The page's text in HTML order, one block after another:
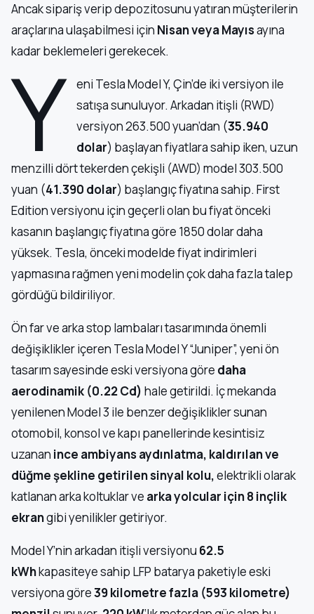
Ancak sipariş verip depozitosunu yatıran müşterilerin
araçlarına ulaşabilmesi için Nisan veya Mayısayına
kadar beklemeleri gerekecek.
Y
eni Tesla Model Y, Çin’de iki versiyon ile
satışa sunuluyor. Arkadan itişli (RWD)
versiyon 263.500 yuan’dan (35.940
dolar) başlayan fiyatlara sahip iken, uzun
menzilli dört tekerden çekişli (AWD) model 303.500
yuan (41.390 dolar) başlangıç fiyatına sahip. First
Edition versiyonu için geçerli olan bu fiyat önceki
kasanın başlangıç fiyatına göre 1850 dolar daha
yüksek. Tesla, önceki modelde fiyat indirimleri
yapmasına rağmen yeni modelin çok daha fazla talep
gördüğü bildiriliyor.
Ön far ve arka stop lambaları tasarımında önemli
değişiklikler içeren Tesla Model Y “Juniper”, yeni ön
tasarım sayesinde eski versiyona göre daha
aerodinamik (0.22 Cd) hale getirildi. İç mekanda
yenilenen Model 3 ile benzer değişiklikler sunan
otomobil, konsol ve kapı panellerinde kesintisiz
uzanan ince ambiyans aydınlatma, kaldırılan ve
düğme şekline getirilen sinyal kolu,elektrikli olarak
katlanan arka koltuklar ve arka yolcular için 8 inçlik
ekrangibi yenilikler getiriyor.
Model Y’nin arkadan itişli versiyonu 62.5
kWhkapasiteye sahip LFP batarya paketiyle eski
versiyona göre39 kilometre fazla (593 kilometre)